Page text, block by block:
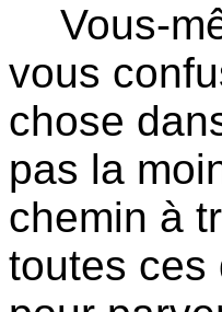
Vous-
vous
chose
pas la
chemin à
toutes ces